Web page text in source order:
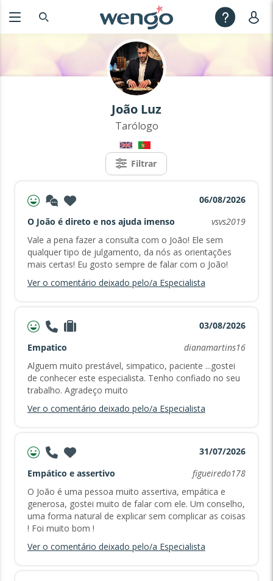
João Luz
Tarólogo
Filtrar
06/08/2026
O João é direto e nos ajuda imenso
vsvs2019
Vale a pena fazer a consulta com o João! Ele sem
qualquer tipo de julgamento, da nós as orientações
mais certas! Eu gosto sempre de falar com o João!
Ver o comentário deixado pelo/a Especialista
03/08/2026
Empatico
dianamartins16
Alguem muito prestável, simpatico, paciente ...gostei
de conhecer este especialista. Tenho confiado no seu
trabalho. Agradeço muito
Ver o comentário deixado pelo/a Especialista
31/07/2026
Empático e assertivo
figueiredo178
O João é uma pessoa muito assertiva, empática e
generosa, gostei muito de falar com ele. Um conselho,
uma forma natural de explicar sem complicar as coisas
! Foi muito bom !
Ver o comentário deixado pelo/a Especialista